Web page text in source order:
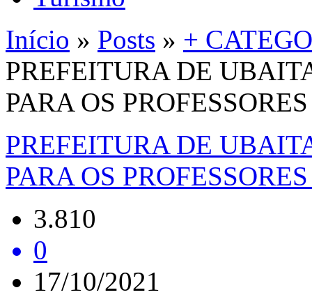
Início » Posts » +
PREFEITURA DE
PARA OS
PREFEITURA DE
PARA OS
3.810
0
17/10/2021